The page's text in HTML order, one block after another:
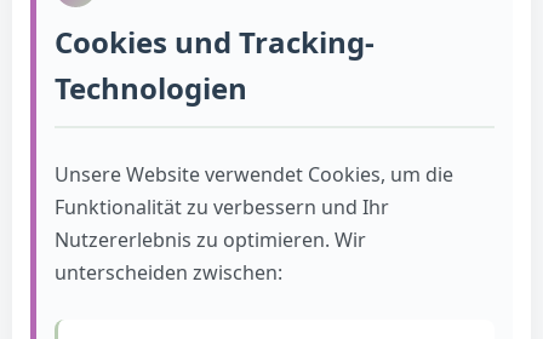
Cookies und Tracking-
Technologien
Unsere Website verwendet Cookies, um die
Funktionalität zu verbessern und Ihr
Nutzererlebnis zu optimieren. Wir
unterscheiden zwischen: